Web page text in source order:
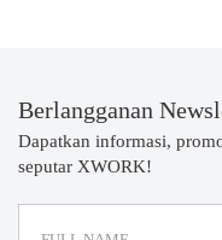
Berlangganan
Dapatkan informasi,
seputar XWORK!